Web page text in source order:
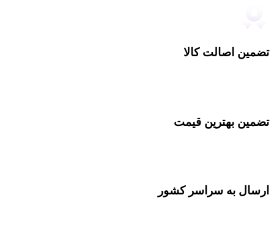
تضمین اصالت کالا
تضمین بهترین قیمت
ارسال به سراسر کشور